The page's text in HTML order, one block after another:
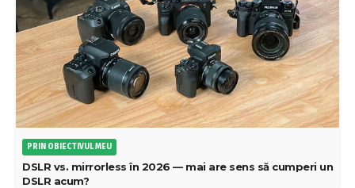
PRIN OBIECTIVUL MEU
DSLR vs. mirrorless în 2026 — mai are sens să cumperi un
DSLR acum?